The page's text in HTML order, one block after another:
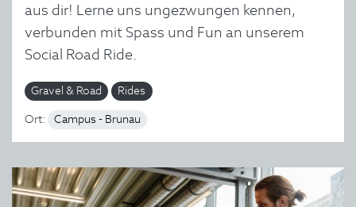
aus dir! Lerne uns ungezwungen kennen,
verbunden mit Spass und Fun an unserem
Social Road Ride.
Gravel & Road Rides
Ort: Campus - Brunau